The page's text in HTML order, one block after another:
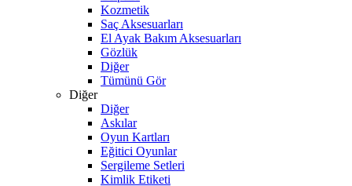
Kozmetik
Saç Aksesuarları
El Ayak Bakım Aksesuarları
Gözlük
Diğer
Tümünü Gör
Diğer
Diğer
Askılar
Oyun Kartları
Eğitici Oyunlar
Sergileme Setleri
Kimlik Etiketi